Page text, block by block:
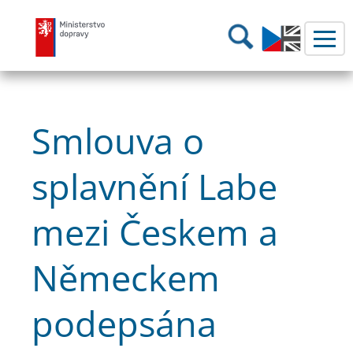
Ministerstvo dopravy Hledání
Smlouva o
splavnění Labe
mezi Českem a
Německem
podepsána